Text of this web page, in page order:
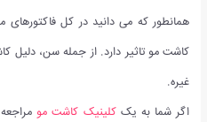
همانطور که می دانید در کل فاکتورهای
کاشت مو تاثیر دارد. از جمله سن، دلیل
غیره.
اگر شما به یک کلینیک کاشت مومراجعه